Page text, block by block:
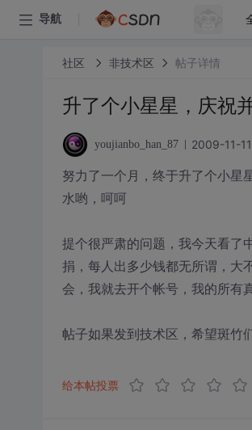
导航
社区 非技术区 帖子详情
升了个小星星，庆祝
youjianbo_han_87 2009-11-
努力了一个月，终于升了个小星
水哟，呵呵
提个很严肃的问题，我今天看了
捐，每人出多少钱都无所谓，大
会，我就去开个帐号，我的所有
帖子如果发到技术区，希望斑竹
给本帖投票